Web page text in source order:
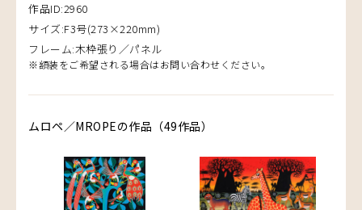
作品ID:2960
サイズ:F3号(273×220mm)
フレーム:木枠張り／パネル
※額装をご希望される場合はお問い合わせください。
ムロペ／MROPEの作品（49作品）